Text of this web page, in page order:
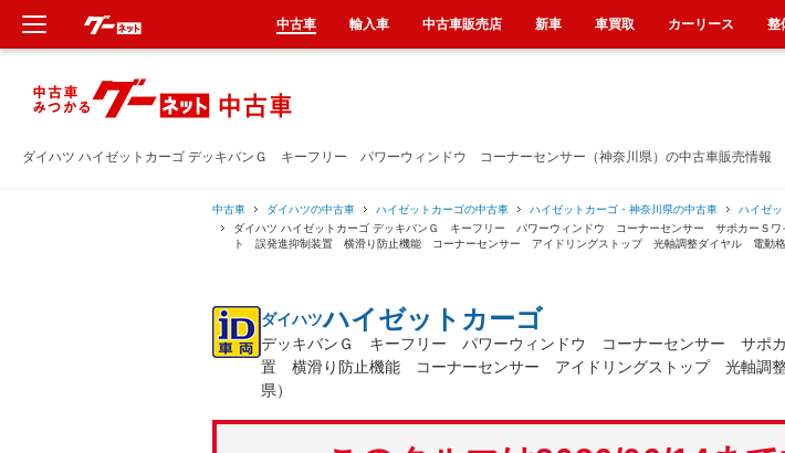
ダイハツ ハイゼットカーゴ デッキバンＧ キーフリー パワーウィンドウ コーナーセンサー（神奈川県）の中古車販売情報
中古車 ダイハツの中古車 ハイゼットカーゴの中古車 ハイゼットカーゴ・神奈川県の中古車
ハイゼ
ダイハツ ハイゼットカーゴ デッキバンＧ キーフリー パワーウィンドウ コーナーセンサー サポカーＳ
ト 誤発進抑制装置 横滑り防止機能 コーナーセンサー アイドリングストップ 光軸調整ダイヤル 電動
ダイハツハイゼットカーゴ
デッキバンＧ キーフリー パワーウィンドウ コーナーセンサー サポ
置 横滑り防止機能 コーナーセンサー アイドリングストップ 光軸調
県）
中古車 輸入車 中古車販売店 新車 車買取 カーリース 整
新車
中古車